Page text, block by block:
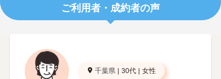
ご利用者・成約者の声
千葉県 | 30代 | 女性